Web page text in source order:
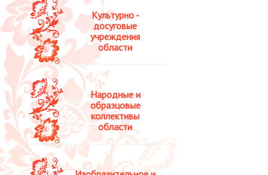
Культурно -
досуговые
учреждения
области
Народные и
образцовые
коллективы
области